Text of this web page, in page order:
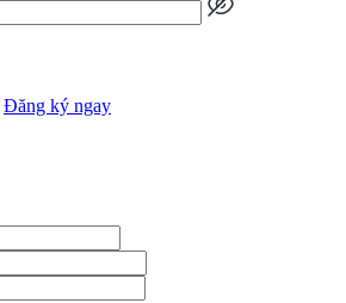
Đăng ký ngay